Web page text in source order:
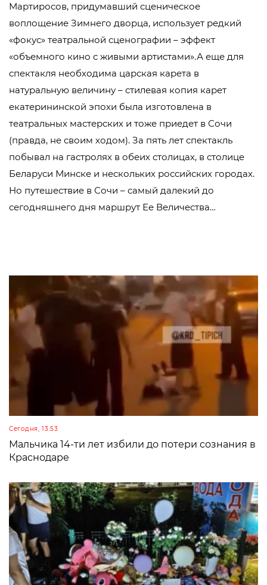
Мартиросов, придумавший сценическое
воплощение Зимнего дворца, использует редкий
«фокус» театральной сценографии – эффект
«объемного кино с живыми артистами».А еще для
спектакля необходима царская карета в
натуральную величину – стилевая копия карет
екатерининской эпохи была изготовлена в
театральных мастерских и тоже приедет в Сочи
(правда, не своим ходом). За пять лет спектакль
побывал на гастролях в обеих столицах, в столице
Беларуси Минске и нескольких российских городах.
Но путешествие в Сочи – самый далекий до
сегодняшнего дня маршрут Ее Величества…
Сегодня, 13:53
Мальчика 14-ти лет избили до потери сознания в
Краснодаре